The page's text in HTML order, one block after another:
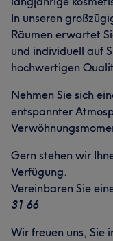
In unseren
Räumen erwartet
und individuell auf
hochwertigen
Nehmen Sie sich
entspannter
Gern stehen wir
Verfügung.
Vereinbaren Sie
31 66
Wir freuen uns, Sie